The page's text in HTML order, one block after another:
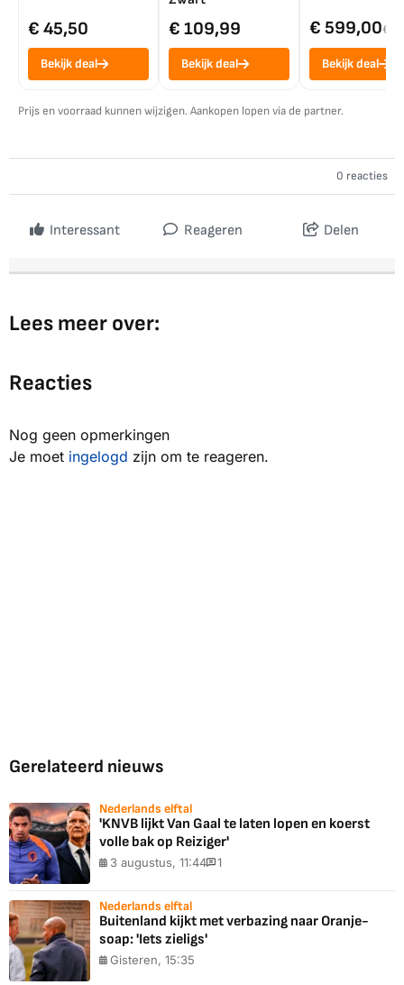
€ 45,50
Bekijk deal
€ 109,99
Bekijk deal
€ 599,00€
Bekijk deal
Prijs en voorraad kunnen wijzigen. Aankopen lopen via de partner.
0 reacties
Interessant Reageren Delen
Lees meer over:
Reacties
Nog geen opmerkingen
Je moet ingelogd zijn om te reageren.
Gerelateerd nieuws
Nederlands elftal
'KNVB lijkt Van Gaal te laten lopen en koerst
volle bak op Reiziger'
3 augustus, 11:44 1
Nederlands elftal
Buitenland kijkt met verbazing naar Oranje-
soap: 'Iets zieligs'
Gisteren, 15:35